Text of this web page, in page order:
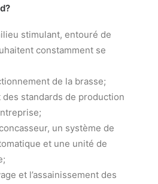
stimulant, entouré de
constamment se
de la brasse;
standards de production
un système de
et une unité de
et l’assainissement des